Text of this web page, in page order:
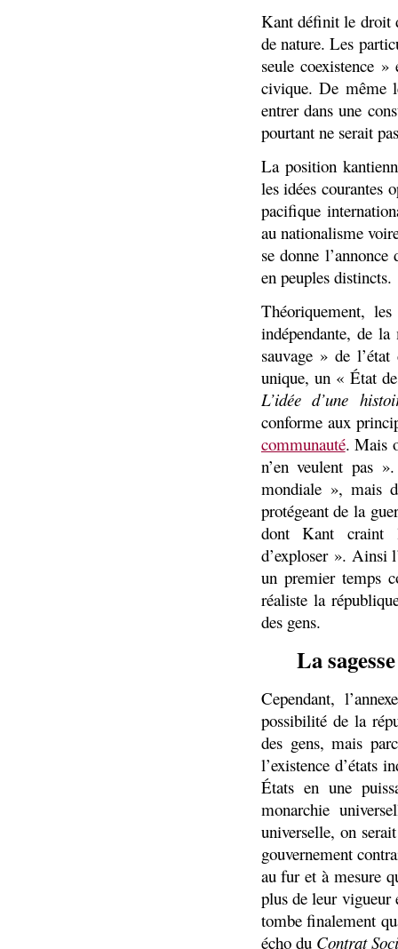
Kant définit le droit
de nature. Les
seule coexistence
civique. De même
entrer dans une
pourtant ne serait
La position
les idées courantes
pacifique
au nationalisme
se donne
en peuples distincts.
Théoriquement,
indépendante, de
sauvage » de
unique, un « État
L’idée d’une
conforme aux
communauté. Mais
n’en veulent pas
mondiale », mais
protégeant de la
dont Kant craint
d’exploser ». Ainsi
un premier temps
réaliste la
des gens.
La
Cependant,
possibilité de la
des gens, mais
l’existence d’états
États en une
monarchie
universelle, on
gouvernement
au fur et à mesure
plus de leur vigueur
tombe finalement
écho du Contrat